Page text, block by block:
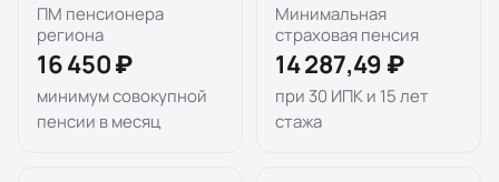
ПМ пенсионера
региона
16 450 ₽
минимум совокупной
пенсии в месяц
Минимальная
страховая пенсия
14 287,49 ₽
при 30 ИПК и 15 лет
стажа